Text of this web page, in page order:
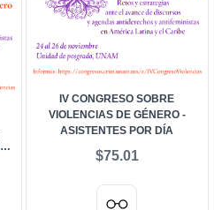
IV CONGRESO SOBRE
VIOLENCIAS DE GÉNERO -
ASISTENTES POR DÍA
$75.01